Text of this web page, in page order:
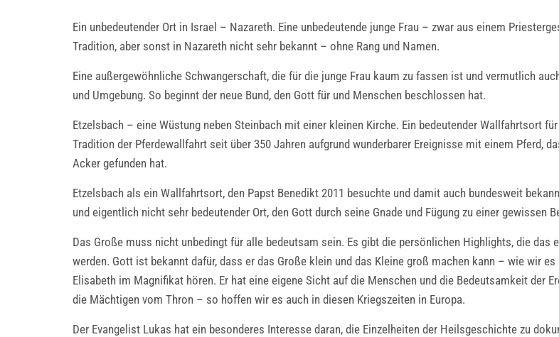
Ein unbedeutender Ort in Israel – Nazareth. Eine unbedeutende junge Frau – zwar aus einem
Tradition, aber sonst in Nazareth nicht sehr bekannt – ohne Rang und Namen.
Eine außergewöhnliche Schwangerschaft, die für die junge Frau kaum zu fassen ist und vermutlich
und Umgebung. So beginnt der neue Bund, den Gott für und Menschen beschlossen hat.
Etzelsbach – eine Wüstung neben Steinbach mit einer kleinen Kirche. Ein bedeutender Wallfahrtsort
Tradition der Pferdewallfahrt seit über 350 Jahren aufgrund wunderbarer Ereignisse mit einem Pferd,
Acker gefunden hat.
Etzelsbach als ein Wallfahrtsort, den Papst Benedikt 2011 besuchte und damit auch bundesweit
und eigentlich nicht sehr bedeutender Ort, den Gott durch seine Gnade und Fügung zu einer gewissen
Das Große muss nicht unbedingt für alle bedeutsam sein. Es gibt die persönlichen Highlights, die das
werden. Gott ist bekannt dafür, dass er das Große klein und das Kleine groß machen kann – wie wir
Elisabeth im Magnifikat hören. Er hat eine eigene Sicht auf die Menschen und die Bedeutsamkeit der
die Mächtigen vom Thron – so hoffen wir es auch in diesen Kriegszeiten in Europa.
Der Evangelist Lukas hat ein besonderes Interesse daran, die Einzelheiten der Heilsgeschichte zu